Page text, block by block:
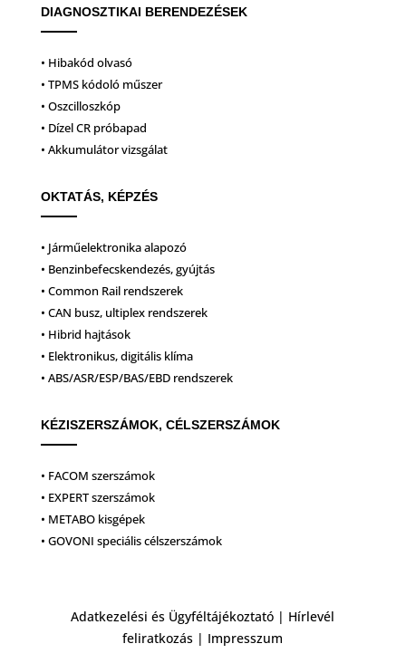
DIAGNOSZTIKAI BERENDEZÉSEK
• Hibakód olvasó
• TPMS kódoló műszer
• Oszcilloszkóp
• Dízel CR próbapad
• Akkumulátor vizsgálat
OKTATÁS, KÉPZÉS
• Járműelektronika alapozó
• Benzinbefecskendezés, gyújtás
• Common Rail rendszerek
• CAN busz, ultiplex rendszerek
• Hibrid hajtások
• Elektronikus, digitális klíma
• ABS/ASR/ESP/BAS/EBD rendszerek
KÉZISZERSZÁMOK, CÉLSZERSZÁMOK
• FACOM szerszámok
• EXPERT szerszámok
• METABO kisgépek
• GOVONI speciális célszerszámok
Adatkezelési és Ügyféltájékoztató | Hírlevél
feliratkozás | Impresszum